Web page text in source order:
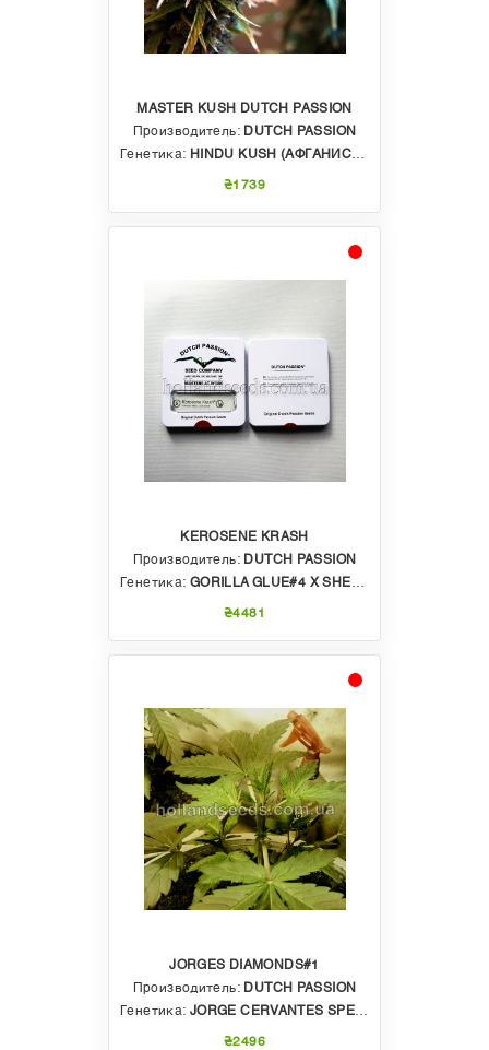
MASTER KUSH DUTCH PASSION
Производитель: DUTCH PASSION
Генетика: HINDU KUSH (АФГАНИСТАН)
₴1739
KEROSENE KRASH
Производитель: DUTCH PASSION
Генетика: GORILLA GLUE#4 X SHERBET
₴4481
JORGES DIAMONDS#1
Производитель: DUTCH PASSION
Генетика: JORGE CERVANTES SPECIAL
₴2496